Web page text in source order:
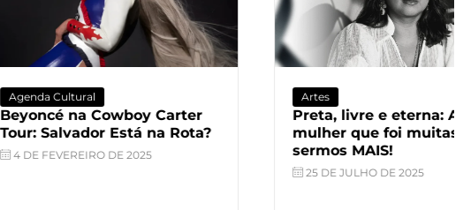
Carter
Está na Rota?
DE 2025
Preta, livre e eterna: A
mulher que foi muitas para
sermos MAIS!
25 DE JULHO DE 2025